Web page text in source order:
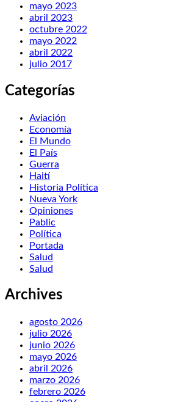
mayo 2023
abril 2023
octubre 2022
mayo 2022
abril 2022
julio 2017
Categorías
Aviación
Economía
El Mundo
El País
Guerra
Haití
Historia Política
Nueva York
Opiniones
Pablic
Política
Portada
Salud
Salud
Archives
agosto 2026
julio 2026
junio 2026
mayo 2026
abril 2026
marzo 2026
febrero 2026